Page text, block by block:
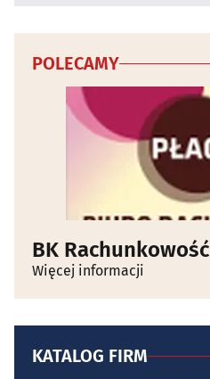
POLECAMY
BK Rachunkowość
Więcej informacji
KATALOG FIRM